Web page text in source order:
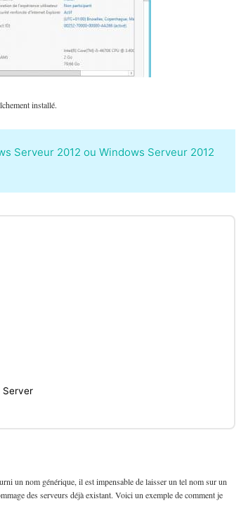
installé.
Serveur 2012 ou Windows Serveur 2012
Server
un nom générique, il est impensable de laisser un tel nom sur un
des serveurs déjà existant. Voici un exemple de comment je